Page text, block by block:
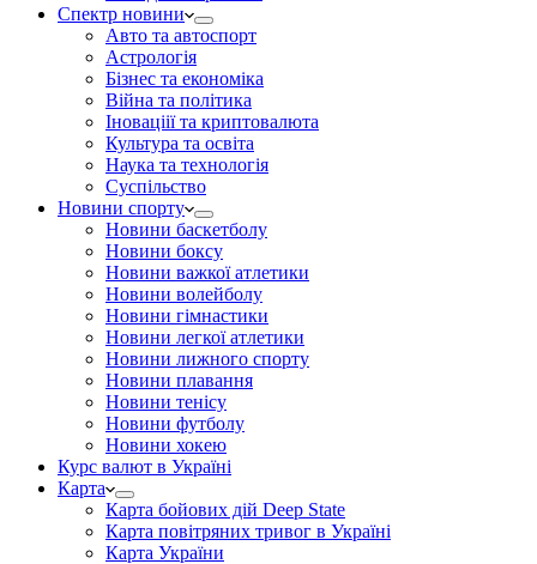
Спектр новини
Авто та автоспорт
Астрологія
Бізнес та економіка
Війна та політика
Іноваціії та криптовалюта
Культура та освіта
Наука та технологія
Суспільство
Новини спорту
Новини баскетболу
Новини боксу
Новини важкої атлетики
Новини волейболу
Новини гімнастики
Новини легкої атлетики
Новини лижного спорту
Новини плавання
Новини тенісу
Новини футболу
Новини хокею
Курс валют в Україні
Карта
Карта бойових дій Deep State
Карта повітряних тривог в Україні
Карта України